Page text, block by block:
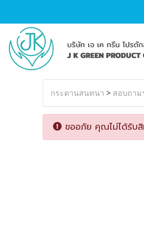
กระดานสนทนา > สอบถาม
ขออภัย คุณไม่ได้รับสิ